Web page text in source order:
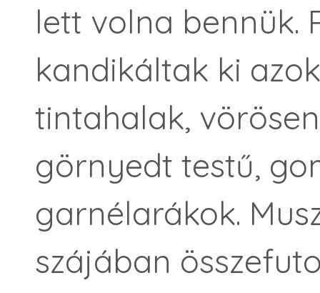
lett volna bennük.
kandikáltak ki
tintahalak,
görnyedt testű,
garnélarákok.
szájában